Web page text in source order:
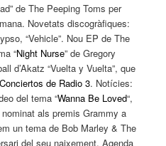
de The Peeping Toms per
Novetats discogràfiques:
“Vehicle”. Nou EP de The
“Night Nurse” de Gregory
d’Akatz “Vuelta y Vuelta”, que
de Radio 3. Notícies:
del tema “Wanna Be Loved“,
als premis Grammy a
un tema de Bob Marley & The
del seu naixement. Agenda